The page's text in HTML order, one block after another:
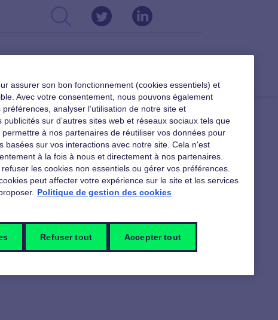
assurer son bon fonctionnement (cookies essentiels) et
Avec votre consentement, nous pouvons également
analyser l’utilisation de notre site et
sur d’autres sites web et réseaux sociaux tels que
à nos partenaires de réutiliser vos données pour
basées sur vos interactions avec notre site. Cela n'est
à la fois à nous et directement à nos partenaires.
les cookies non essentiels ou gérer vos préférences.
peut affecter votre expérience sur le site et les services
Politique de gestion des cookies
Refuser tout Accepter tout